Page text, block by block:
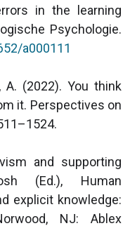
in the learning
Psychologie.
a000111
A. (2022). You think
it. Perspectives on
and supporting
(Ed.), Human
explicit knowledge:
NJ: Ablex